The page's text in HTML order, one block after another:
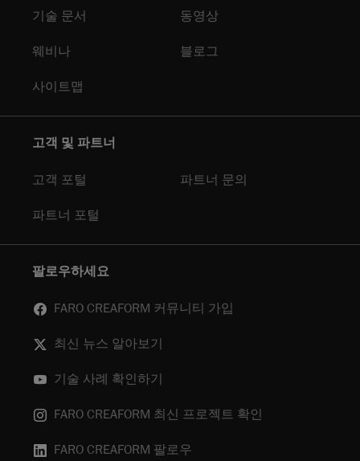
기술 문서 동영상
웨비나 블로그
사이트맵
고객 및 파트너
고객 포털 파트너 문의
파트너 포털
팔로우하세요
FARO CREAFORM 커뮤니티 가입
최신 뉴스 알아보기
기술 사례 확인하기
FARO CREAFORM 최신 프로젝트 확인
FARO CREAFORM 팔로우